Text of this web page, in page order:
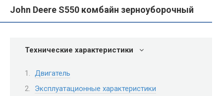
John Deere S550 комбайн зерноуборочный
Технические характеристики
Двигатель
Эксплуатационные характеристики